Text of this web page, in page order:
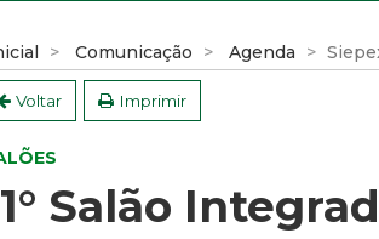
Comunicação Agenda
Voltar Imprimir
Salão